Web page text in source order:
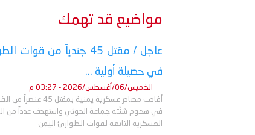
مواضيع قد تهمك
عاجل / مقتل 45 جندياً من
في حصيلة أولية ...
الخميس/06/أغسطس/2026 - 03:27 م
أفادت مصادر عسكرية يمنية
في هجوم شنّته جماعة الحوثي واستهدف عدداً من
العسكرية التابعة لقوات الطوارئ اليمن